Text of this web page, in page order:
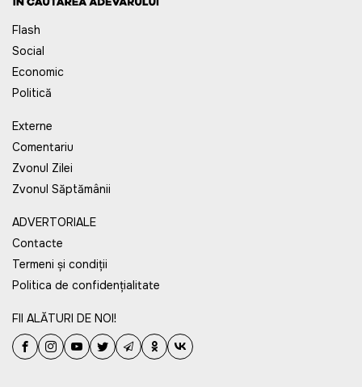
Flash
Social
Economic
Politică
Externe
Comentariu
Zvonul Zilei
Zvonul Săptămânii
ADVERTORIALE
Contacte
Termeni și condiții
Politica de confidențialitate
FII ALĂTURI DE NOI!